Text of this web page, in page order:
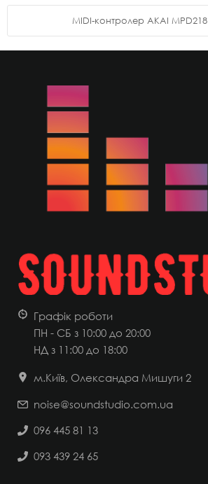
MIDI-контролер AKAI MPD218
Графік роботи
ПН - СБ з 10:00 до 20:00
НД з 11:00 до 18:00
м.Київ, Олександра Мишуги 2
noise@soundstudio.com.ua
096 445 81 13
093 439 24 65